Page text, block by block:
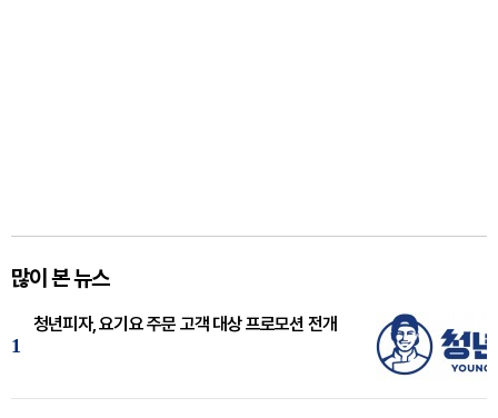
많이 본 뉴스
1
청년피자, 요기요 주문 고객 대상 프로모션 전개